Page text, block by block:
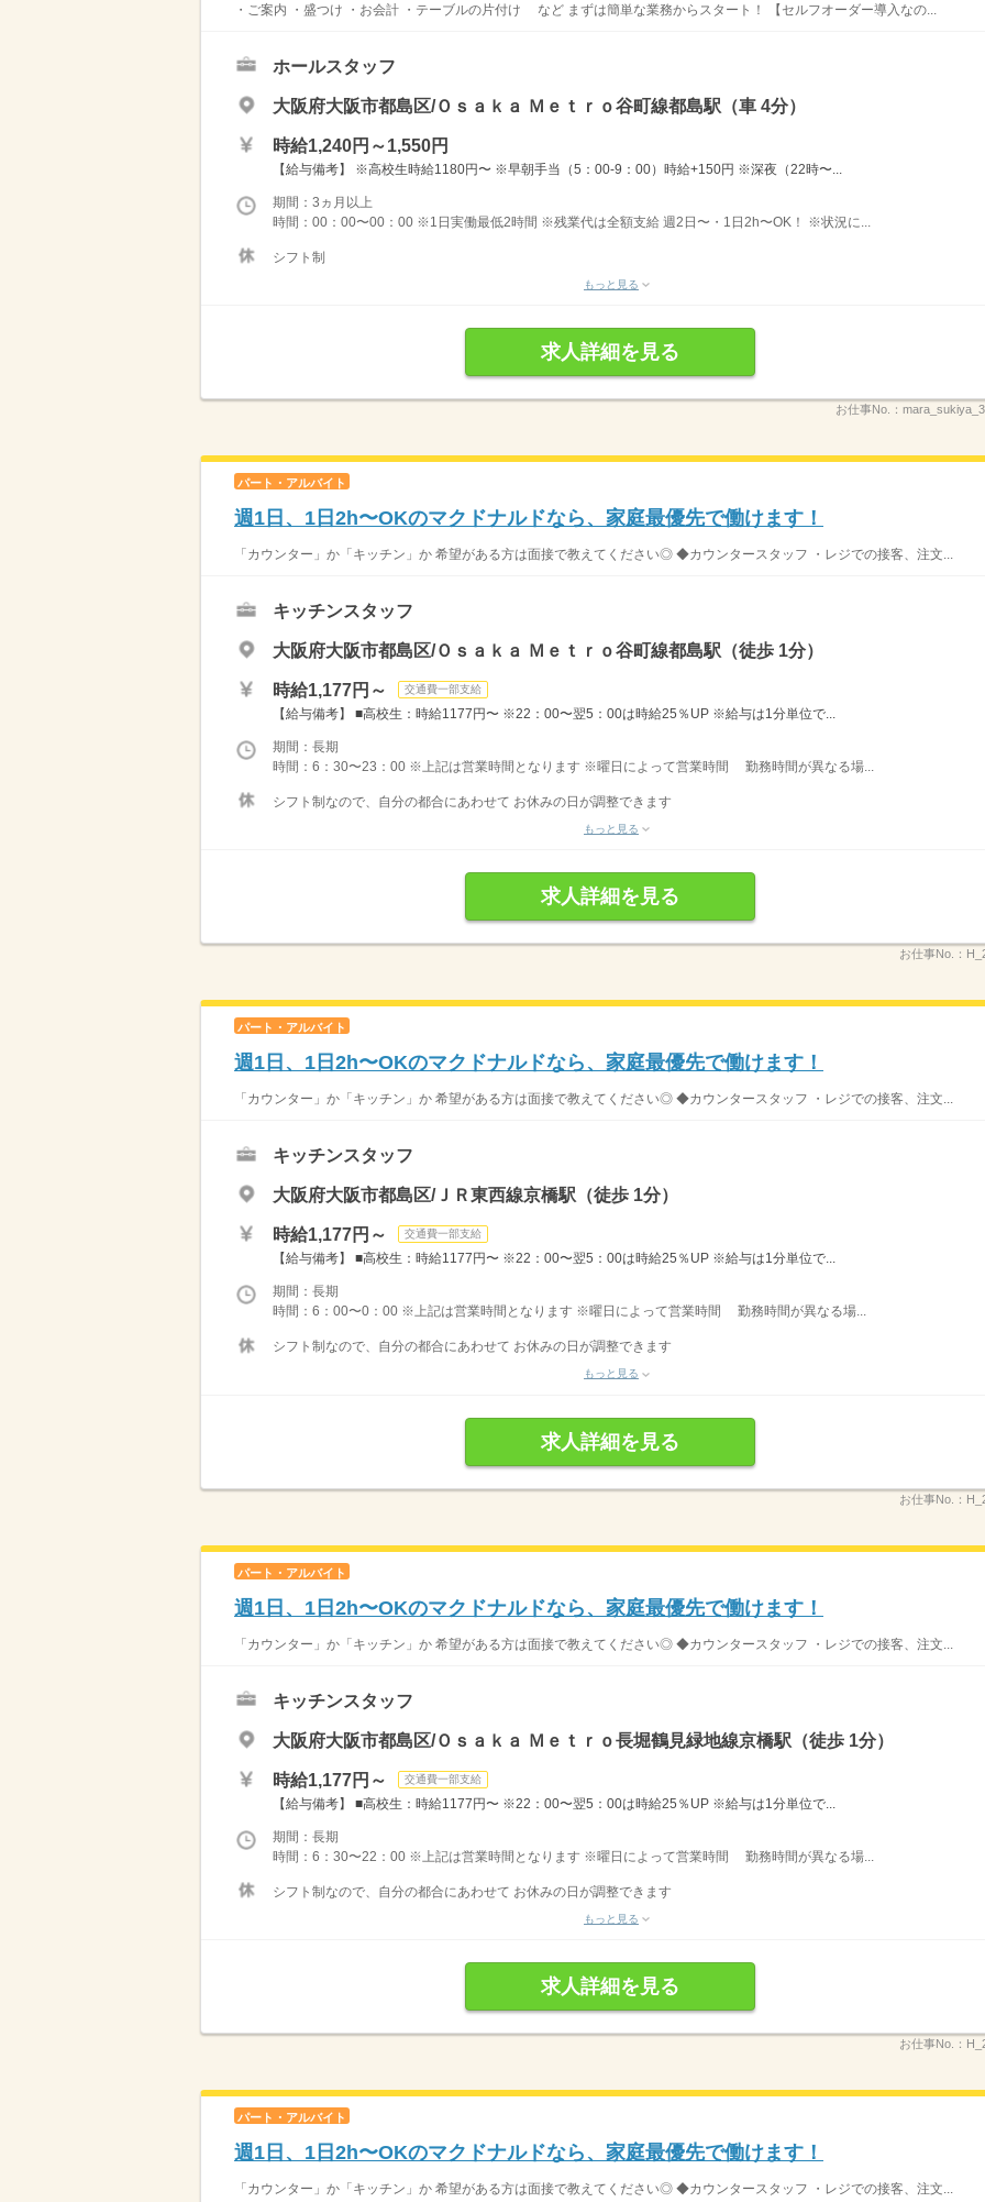
・ご案内 ・盛つけ ・お会計 ・テーブルの片付け など まずは簡単な業務からスタート！ 【セルフオーダー導入なの...
ホールスタッフ
大阪府大阪市都島区/Ｏｓａｋａ Ｍｅｔｒｏ谷町線都島駅（車 4分）
時給1,240円～1,550円
【給与備考】 ※高校生時給1180円〜 ※早朝手当（5：00-9：00）時給+150円 ※深夜（22時〜...
期間：3ヵ月以上
時間：00：00〜00：00 ※1日実働最低2時間 ※残業代は全額支給 週2日〜・1日2h〜OK！ ※状況に...
シフト制
もっと見る
求人詳細を見る
お仕事No.：
パート・アルバイト
週1日、1日2h〜OKのマクドナルドなら、家庭最優先で働けます！
「カウンター」か「キッチン」か 希望がある方は面接で教えてください◎ ◆カウンタースタッフ ・レジでの接客、注文...
キッチンスタッフ
大阪府大阪市都島区/Ｏｓａｋａ Ｍｅｔｒｏ谷町線都島駅（徒歩 1分）
時給1,177円～ 交通費一部支給
【給与備考】 ■高校生：時給1177円〜 ※22：00〜翌5：00は時給25％UP ※給与は1分単位で...
期間：長期
時間：6：30〜23：00 ※上記は営業時間となります ※曜日によって営業時間 勤務時間が異なる場...
シフト制なので、自分の都合にあわせて お休みの日が調整できます
もっと見る
求人詳細を見る
お仕事No.：
パート・アルバイト
週1日、1日2h〜OKのマクドナルドなら、家庭最優先で働けます！
「カウンター」か「キッチン」か 希望がある方は面接で教えてください◎ ◆カウンタースタッフ ・レジでの接客、注文...
キッチンスタッフ
大阪府大阪市都島区/ＪＲ東西線京橋駅（徒歩 1分）
時給1,177円～ 交通費一部支給
【給与備考】 ■高校生：時給1177円〜 ※22：00〜翌5：00は時給25％UP ※給与は1分単位で...
期間：長期
時間：6：00〜0：00 ※上記は営業時間となります ※曜日によって営業時間 勤務時間が異なる場...
シフト制なので、自分の都合にあわせて お休みの日が調整できます
もっと見る
求人詳細を見る
お仕事No.：
パート・アルバイト
週1日、1日2h〜OKのマクドナルドなら、家庭最優先で働けます！
「カウンター」か「キッチン」か 希望がある方は面接で教えてください◎ ◆カウンタースタッフ ・レジでの接客、注文...
キッチンスタッフ
大阪府大阪市都島区/Ｏｓａｋａ Ｍｅｔｒｏ長堀鶴見緑地線京橋駅（徒歩 1分）
時給1,177円～ 交通費一部支給
【給与備考】 ■高校生：時給1177円〜 ※22：00〜翌5：00は時給25％UP ※給与は1分単位で...
期間：長期
時間：6：30〜22：00 ※上記は営業時間となります ※曜日によって営業時間 勤務時間が異なる場...
シフト制なので、自分の都合にあわせて お休みの日が調整できます
もっと見る
求人詳細を見る
お仕事No.：
パート・アルバイト
週1日、1日2h〜OKのマクドナルドなら、家庭最優先で働けます！
「カウンター」か「キッチン」か 希望がある方は面接で教えてください◎ ◆カウンタースタッフ ・レジでの接客、注文...